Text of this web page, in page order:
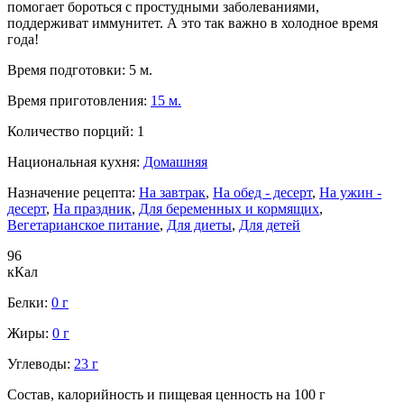
помогает бороться с простудными заболеваниями,
поддерживат иммунитет. А это так важно в холодное время
года!
Время подготовки: 5 м.
Время приготовления: 15 м.
Количество порций: 1
Национальная кухня: Домашняя
Назначение рецепта: На завтрак, На обед - десерт, На ужин -
десерт, На праздник, Для беременных и кормящих,
Вегетарианское питание, Для диеты, Для детей
96
кКал
Белки: 0 г
Жиры: 0 г
Углеводы: 23 г
Состав, калорийность и пищевая ценность на 100 г